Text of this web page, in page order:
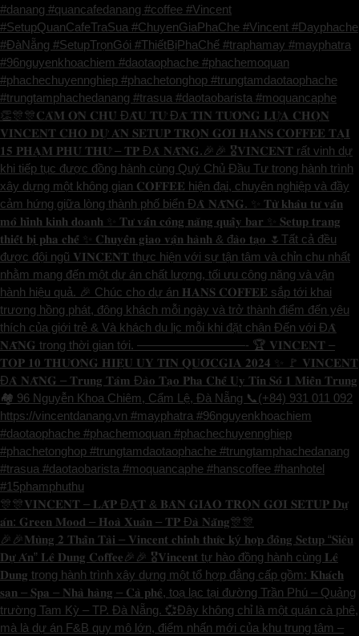
#danang #quancafedanang #coffee #Vincent
#SetupQuanCafeTraSua #ChuyenGiaPhaChe #Vincent #Dayphache
#ĐàNẵng #SetupTrọnGói #ThiếtBịPhaChế #traphamay #mayphatra
#96nguyenkhoachiem #daotaophache #phachemoquan
#phachechuyennghiep #phachetonghop #trungtamdaotaophache
#trungtamphachedanang #trasua #daotaobarista #moquancaphe
👏🎊🎊𝐂𝐀̉𝐌 𝐎̛𝐍 𝐂𝐇𝐔̉ Đ𝐀̂̀𝐔 𝐓𝐔̛ Đ𝐀̃ 𝐓𝐈𝐍 𝐓𝐔̛𝐎̛̉𝐍𝐆 𝐋𝐔̛̣𝐀 𝐂𝐇𝐎̣𝐍
𝐕𝐈𝐍𝐂𝐄𝐍𝐓 𝐂𝐇𝐎 𝐃𝐔̛̣ 𝐀́𝐍 𝐒𝐄𝐓𝐔𝐏 𝐓𝐑𝐎̣𝐍 𝐆𝐎́𝐈 𝐇𝐀𝐍𝐒 𝐂𝐎𝐅𝐅𝐄𝐄 𝐓𝐀̣𝐈
𝟏𝟓 𝐏𝐇𝐀̣𝐌 𝐏𝐇𝐔́ 𝐓𝐇𝐔̛́ – 𝐓𝐏 Đ𝐀̀ 𝐍𝐀̆̃𝐍𝐆.🎉🎉 🎖️𝐕𝐈𝐍𝐂𝐄𝐍𝐓 rất vinh dự
khi tiếp tục được đồng hành cùng Quý Chủ Đầu Tư trong hành trình
xây dựng một không gian 𝐂𝐎𝐅𝐅𝐄𝐄 hiện đại, chuyên nghiệp và đầy
cảm hứng giữa lòng thành phố biển Đ𝐀̀ 𝐍𝐀̆̃𝐍𝐆. ✨ 𝐓𝐮̛̀ 𝐤𝐡𝐚̂𝐮 𝐭𝐮̛ 𝐯𝐚̂́𝐧
𝐦𝐨̂ 𝐡𝐢̀𝐧𝐡 𝐤𝐢𝐧𝐡 𝐝𝐨𝐚𝐧𝐡 ✨ 𝐓𝐮̛ 𝐯𝐚̂́𝐧 𝐜𝐨̂𝐧𝐠 𝐧𝐚̆𝐧𝐠 𝐪𝐮𝐚̂̀𝐲 𝐛𝐚𝐫 ✨ 𝐒𝐞𝐭𝐮𝐩 𝐭𝐫𝐚𝐧𝐠
𝐭𝐡𝐢𝐞̂́𝐭 𝐛𝐢̣ 𝐩𝐡𝐚 𝐜𝐡𝐞̂́ ✨ 𝐂𝐡𝐮𝐲𝐞̂̉𝐧 𝐠𝐢𝐚𝐨 𝐯𝐚̣̂𝐧 𝐡𝐚̀𝐧𝐡 & đ𝐚̀𝐨 𝐭𝐚̣𝐨 🌷Tất cả đều
được đội ngũ 𝐕𝐈𝐍𝐂𝐄𝐍𝐓 thực hiện với sự tận tâm và chỉn chu nhất
nhằm mang đến một dự án chất lượng, tối ưu công năng và vận
hành hiệu quả. 🎉 Chúc cho dự án 𝐇𝐀𝐍𝐒 𝐂𝐎𝐅𝐅𝐄𝐄 sắp tới khai
trương hồng phát, đông khách mỗi ngày và trở thành điểm đến yêu
thích của giới trẻ & Và khách du lịc mỗi khi đặt chân Đến với Đ𝐀̀
𝐍𝐀̆̃𝐍𝐆 trong thời gian tới. —————————- 🏆 𝐕𝐈𝐍𝐂𝐄𝐍𝐓 –
𝐓𝐎𝐏 𝟏𝟎 𝐓𝐇𝐔̛𝐎̛𝐍𝐆 𝐇𝐈𝐄̣̂𝐔 𝐔𝐘 𝐓𝐈́𝐍 𝐐𝐔𝐎̂́𝐂𝐆𝐈𝐀 𝟐𝟎𝟐𝟒 ✨ 🚩 𝐕𝐈𝐍𝐂𝐄𝐍𝐓
Đ𝐀̀ 𝐍𝐀̆̃𝐍𝐆 – 𝐓𝐫𝐮𝐧𝐠 𝐓𝐚̂𝐦 Đ𝐚̀𝐨 𝐓𝐚̣𝐨 𝐏𝐡𝐚 𝐂𝐡𝐞̂́ 𝐔𝐲 𝐓𝐢́𝐧 𝐒𝐨̂́ 𝟏 𝐌𝐢𝐞̂̀𝐧 𝐓𝐫𝐮𝐧𝐠
🏘️ 96 Nguyễn Khoa Chiêm, Cẩm Lệ, Đà Nẵng 📞(+84) 931 011 092
https://vincentdanang.vn #mayphatra #96nguyenkhoachiem
#daotaophache #phachemoquan #phachechuyennghiep
#phachetonghop #trungtamdaotaophache #trungtamphachedanang
#trasua #daotaobarista #moquancaphe #hanscoffee #hanhotel
#15phamphuthu
🎊🎊𝐕𝐈𝐍𝐂𝐄𝐍𝐓 – 𝐋𝐀̆́𝐏 Đ𝐀̣̆𝐓 & 𝐁𝐀̀𝐍 𝐆𝐈𝐀𝐎 𝐓𝐑𝐎̣𝐍 𝐆𝐎́𝐈 𝐒𝐄𝐓𝐔𝐏 𝐃𝐮̛̣
𝐚́𝐧: 𝐆𝐫𝐞𝐞𝐧 𝐌𝐨𝐨𝐝 – 𝐇𝐨𝐚̀ 𝐗𝐮𝐚̂𝐧 – 𝐓𝐏 Đ𝐚̀ 𝐍𝐚̆̃𝐧𝐠🎊🎊
🎉🎉𝐌𝐮̀𝐧𝐠 𝟐 𝐓𝐡𝐚̂̀𝐧 𝐓𝐚̀𝐢 – 𝐕𝐢𝐧𝐜𝐞𝐧𝐭 𝐜𝐡𝐢́𝐧𝐡 𝐭𝐡𝐮̛́𝐜 𝐤ý 𝐡𝐨̛̣𝐩 đ𝐨̂̀𝐧𝐠 𝐒𝐞𝐭𝐮𝐩 “𝐒𝐢𝐞̂𝐮
𝐃𝐮̛̣ 𝐀́𝐧” 𝐋𝐞̂ 𝐃𝐮𝐧𝐠 𝐂𝐨𝐟𝐟𝐞𝐞🎉🎉 🎖️𝐕𝐢𝐧𝐜𝐞𝐧𝐭 tự hào đồng hành cùng 𝐋𝐞̂
𝐃𝐮𝐧𝐠 trong hành trình xây dựng một tổ hợp đẳng cấp gồm: 𝐊𝐡𝐚́𝐜𝐡
𝐬𝐚̣𝐧 – 𝐒𝐩𝐚 – 𝐍𝐡𝐚̀ 𝐡𝐚̀𝐧𝐠 – 𝐂𝐚̀ 𝐩𝐡𝐞̂, toạ lạc tại đường Trần Phú – Quảng
trường Tam Kỳ – TP. Đà Nẵng. 💞Đây không chỉ là một quán cà phê,
mà là dự án F&B quy mô lớn, điểm nhấn mới của khu trung tâm –